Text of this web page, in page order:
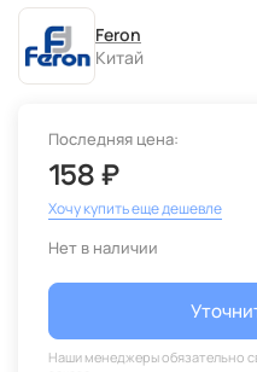
Feron
Китай
Последняя цена:
158 ₽
Хочу купить еще дешевле
Нет в наличии